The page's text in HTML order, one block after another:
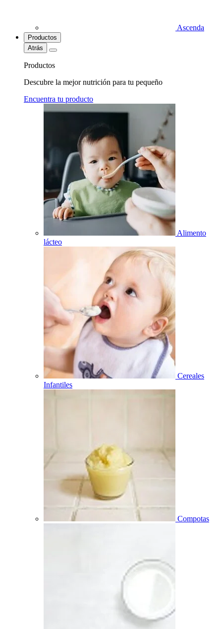
Ascenda
Productos
Atrás
Productos
Descubre la mejor nutrición para tu pequeño
Encuentra tu producto
Alimento
lácteo
Cereales
Infantiles
Compotas